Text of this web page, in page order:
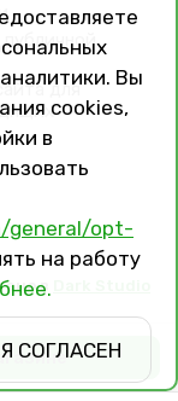
для
в
Вы
cookies,
в
general/opt-
на работу
Я СОГЛАСЕН